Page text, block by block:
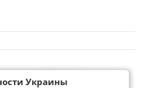
Украины